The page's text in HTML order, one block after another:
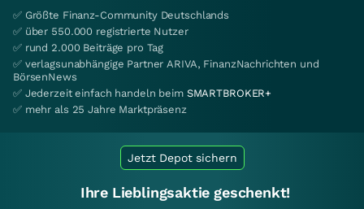
✅ Größte Finanz-Community Deutschlands
✅ über 550.000 registrierte Nutzer
✅ rund 2.000 Beiträge pro Tag
✅ verlagsunabhängige Partner ARIVA, FinanzNachrichten und
BörsenNews
✅ Jederzeit einfach handeln beim SMARTBROKER+
✅ mehr als 25 Jahre Marktpräsenz
Jetzt Depot sichern
Ihre Lieblingsaktie geschenkt!